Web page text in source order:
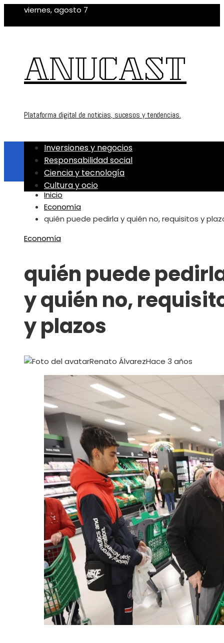
viernes, agosto 7
ANUCAST
Plataforma digital de noticias, sucesos y tendencias.
Inversiones y negocios
Responsabilidad social
Ciencia y tecnología
Cultura y ocio
Inicio
Economía
quién puede pedirla y quién no, requisitos y
Economía
quién puede
y quién no,
y plazos
Renato ÁlvarezHace 3 años